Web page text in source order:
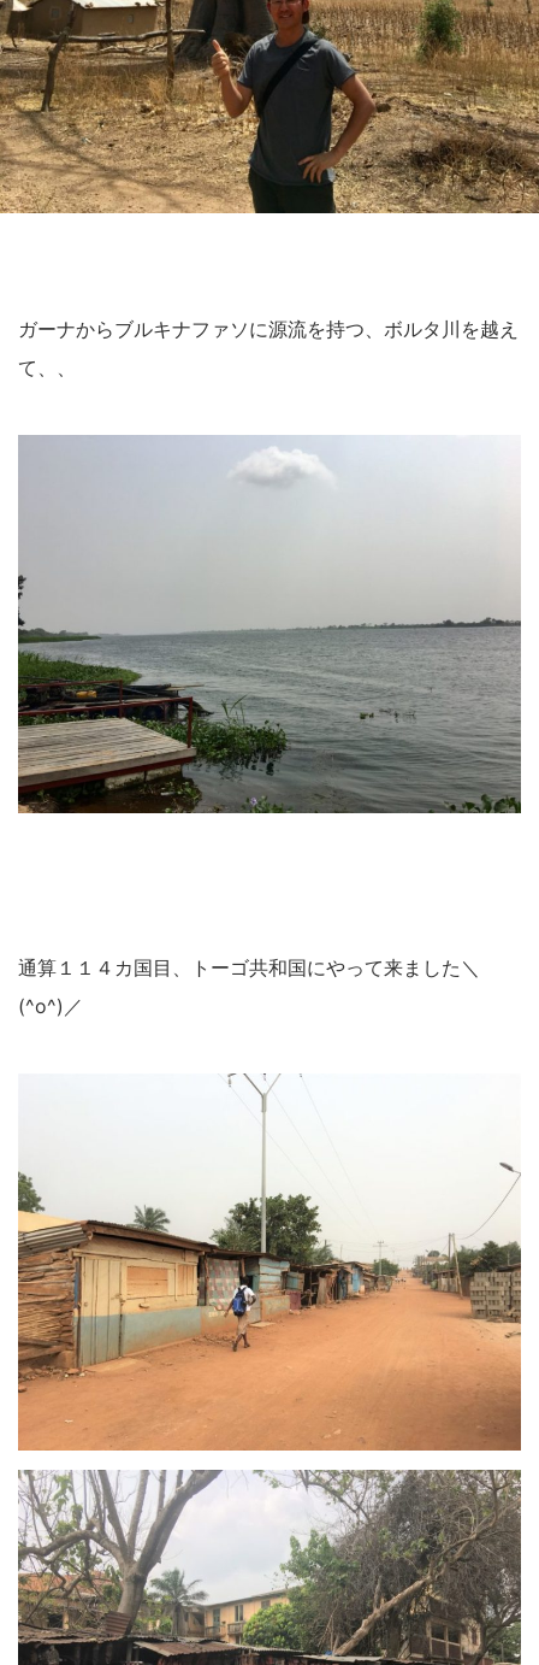
ガーナからブルキナファソに源流を持つ、ボルタ川を越え
て、、
通算１１４カ国目、トーゴ共和国にやって来ました＼
(^o^)／